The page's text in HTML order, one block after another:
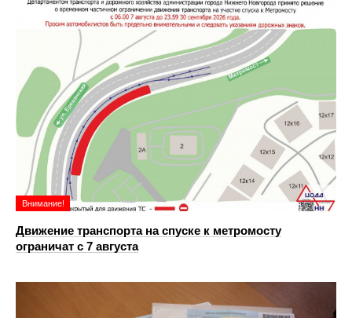
Внимание!
Движение транспорта на спуске к метромосту
ограничат с 7 августа